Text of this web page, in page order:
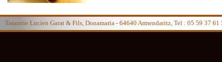
Tannerie Lucien Garat & Fils, Donamaria - 64640 Armendaritz, Tel : 05 59 37 61